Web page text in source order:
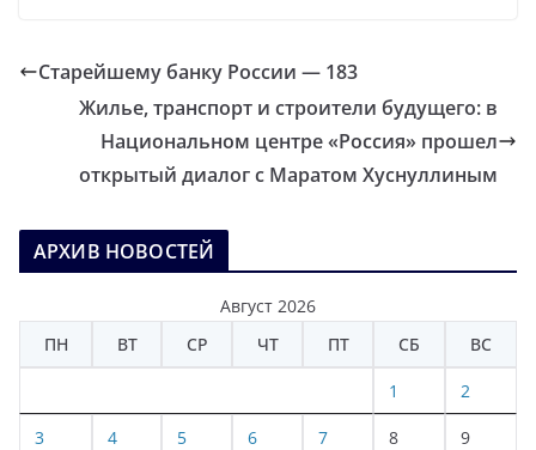
Старейшему банку России — 183
Жилье, транспорт и строители будущего: в
Национальном центре «Россия» прошел
открытый диалог с Маратом Хуснуллиным
АРХИВ НОВОСТЕЙ
Август 2026
ПН
ВТ СР ЧТ ПТ СБ ВС
1 2
3 4 5 6 7 8 9